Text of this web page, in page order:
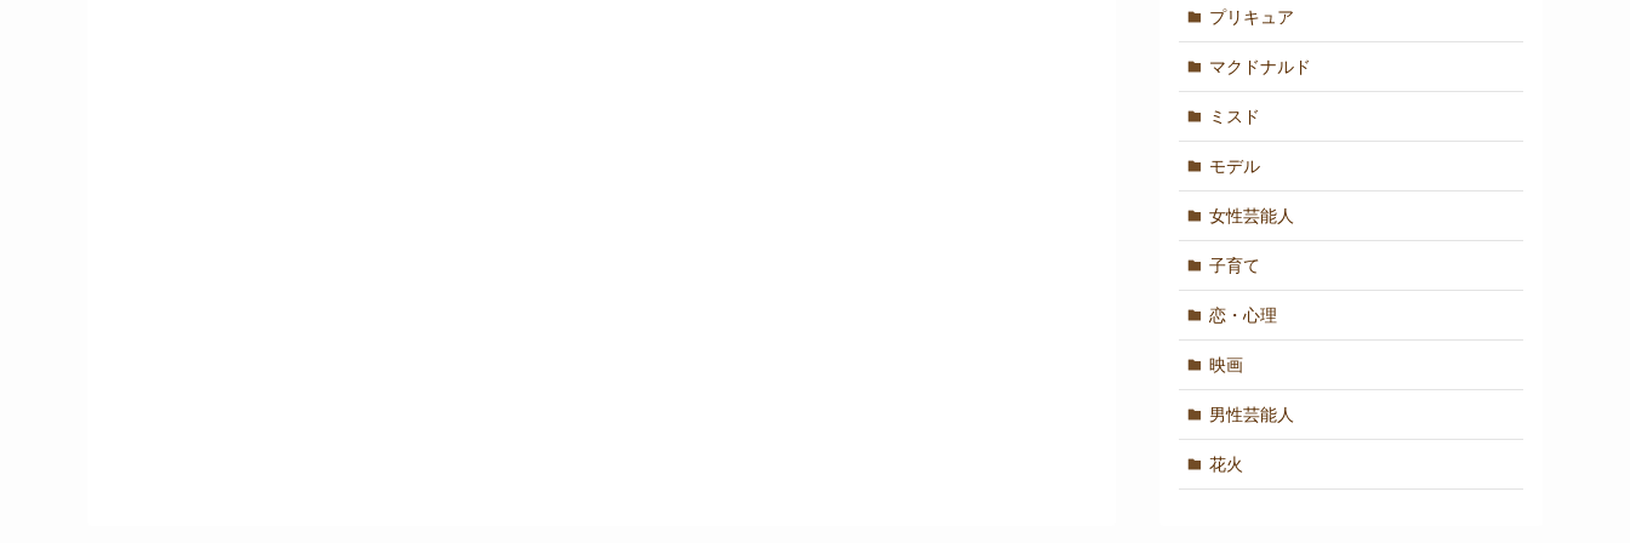
プリキュア
マクドナルド
ミスド
モデル
女性芸能人
子育て
恋・心理
映画
男性芸能人
花火